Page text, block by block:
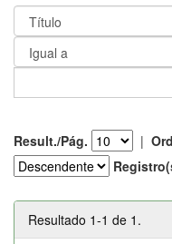
Result./Pág. |
Resultado 1-1 de 1.